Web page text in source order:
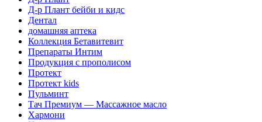
Д-р Плант бейби и кидс
Дентал
домашняя аптека
Коллекция Бетавитевит
Препараты Интим
Продукция с прополисом
Протект
Протект kids
Пульминт
Тач Премиум — Массажное масло
Хармони